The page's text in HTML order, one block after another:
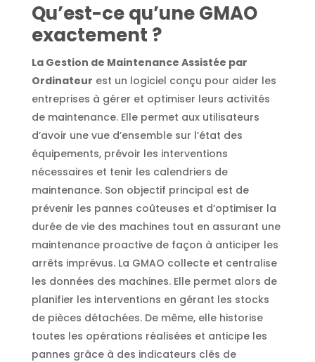
Qu’est-ce qu’une GMAO
exactement ?
La Gestion de Maintenance Assistée par
Ordinateur est un logiciel conçu pour aider les
entreprises à gérer et optimiser leurs activités
de maintenance. Elle permet aux utilisateurs
d’avoir une vue d’ensemble sur l’état des
équipements, prévoir les interventions
nécessaires et tenir les calendriers de
maintenance. Son objectif principal est de
prévenir les pannes coûteuses et d’optimiser la
durée de vie des machines tout en assurant une
maintenance proactive de façon à anticiper les
arrêts imprévus. La GMAO collecte et centralise
les données des machines. Elle permet alors de
planifier les interventions en gérant les stocks
de pièces détachées. De même, elle historise
toutes les opérations réalisées et anticipe les
pannes grâce à des indicateurs clés de